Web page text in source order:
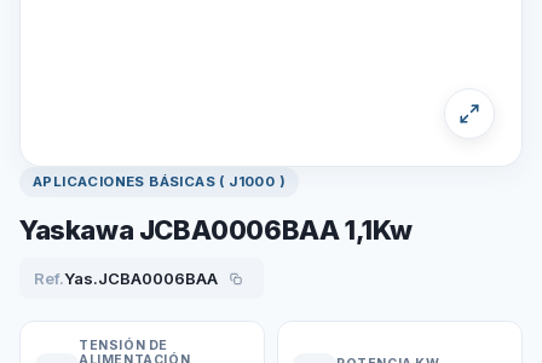
APLICACIONES BÁSICAS ( J1000 )
Yaskawa JCBA0006BAA 1,1Kw
Ref.Yas.JCBA0006BAA
TENSIÓN DE